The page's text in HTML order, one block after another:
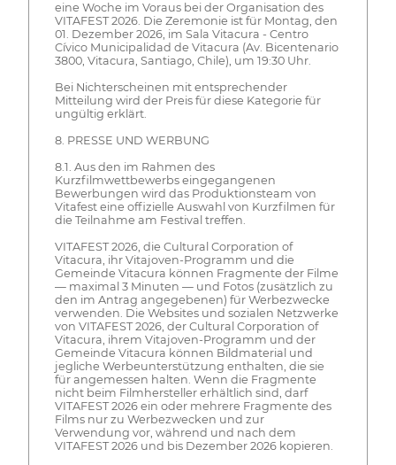
eine Woche im Voraus bei der Organisation des
VITAFEST 2026. Die Zeremonie ist für Montag, den
01. Dezember 2026, im Sala Vitacura - Centro
Cívico Municipalidad de Vitacura (Av. Bicentenario
3800, Vitacura, Santiago, Chile), um 19:30 Uhr.
Bei Nichterscheinen mit entsprechender
Mitteilung wird der Preis für diese Kategorie für
ungültig erklärt.
8. PRESSE UND WERBUNG
8.1. Aus den im Rahmen des
Kurzfilmwettbewerbs eingegangenen
Bewerbungen wird das Produktionsteam von
Vitafest eine offizielle Auswahl von Kurzfilmen für
die Teilnahme am Festival treffen.
VITAFEST 2026, die Cultural Corporation of
Vitacura, ihr Vitajoven-Programm und die
Gemeinde Vitacura können Fragmente der Filme
— maximal 3 Minuten — und Fotos (zusätzlich zu
den im Antrag angegebenen) für Werbezwecke
verwenden. Die Websites und sozialen Netzwerke
von VITAFEST 2026, der Cultural Corporation of
Vitacura, ihrem Vitajoven-Programm und der
Gemeinde Vitacura können Bildmaterial und
jegliche Werbeunterstützung enthalten, die sie
für angemessen halten. Wenn die Fragmente
nicht beim Filmhersteller erhältlich sind, darf
VITAFEST 2026 ein oder mehrere Fragmente des
Films nur zu Werbezwecken und zur
Verwendung vor, während und nach dem
VITAFEST 2026 und bis Dezember 2026 kopieren.